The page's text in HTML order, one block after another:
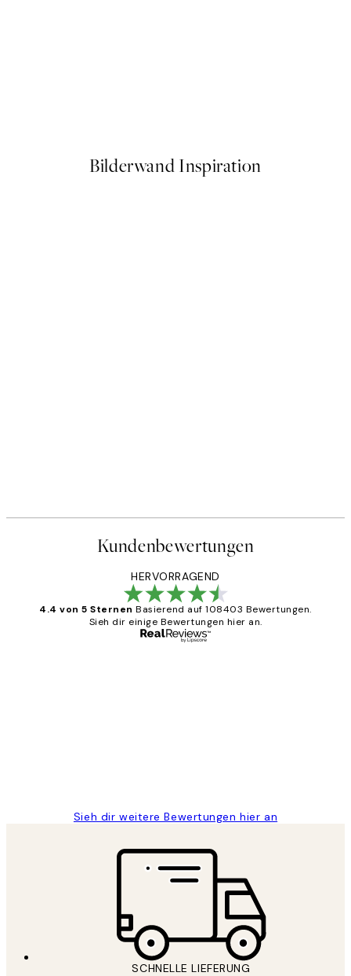
Bilderwand Inspiration
Kundenbewertungen
HERVORRAGEND
4.4 von 5 Sternen Basierend auf 108403 Bewertungen.
Sieh dir einige Bewertungen hier an.
Sieh dir weitere Bewertungen hier an
SCHNELLE LIEFERUNG